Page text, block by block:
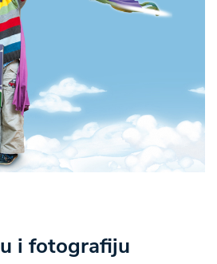
i fotografiju